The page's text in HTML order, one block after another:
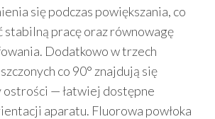
się podczas powiększania, co
stabilną pracę oraz równowagę
Dodatkowo w trzech
co 90° znajdują się
ostrości — łatwiej dostępne
aparatu. Fluorowa powłoka